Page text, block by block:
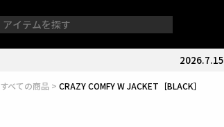
2026.7.15
すべての商品 CRAZY COMFY W JACKET［BLACK］